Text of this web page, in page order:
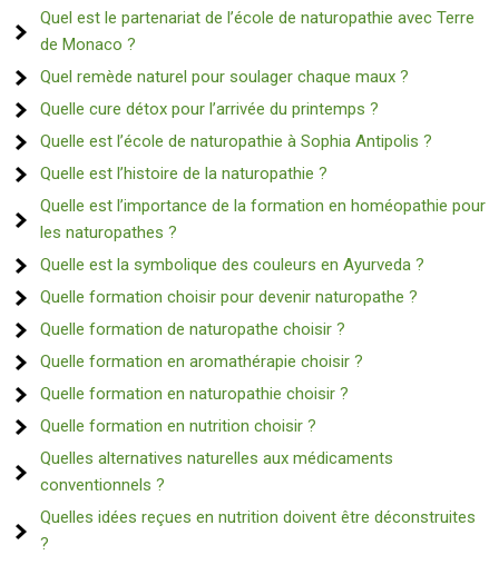
Quel est le partenariat de l’école de naturopathie avec Terre
de Monaco ?
Quel remède naturel pour soulager chaque maux ?
Quelle cure détox pour l’arrivée du printemps ?
Quelle est l’école de naturopathie à Sophia Antipolis ?
Quelle est l’histoire de la naturopathie ?
Quelle est l’importance de la formation en homéopathie pour
les naturopathes ?
Quelle est la symbolique des couleurs en Ayurveda ?
Quelle formation choisir pour devenir naturopathe ?
Quelle formation de naturopathe choisir ?
Quelle formation en aromathérapie choisir ?
Quelle formation en naturopathie choisir ?
Quelle formation en nutrition choisir ?
Quelles alternatives naturelles aux médicaments
conventionnels ?
Quelles idées reçues en nutrition doivent être déconstruites
?